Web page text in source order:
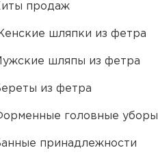
продаж
шляпки из фетра
шляпы из фетра
из фетра
головные уборы
принадлежности